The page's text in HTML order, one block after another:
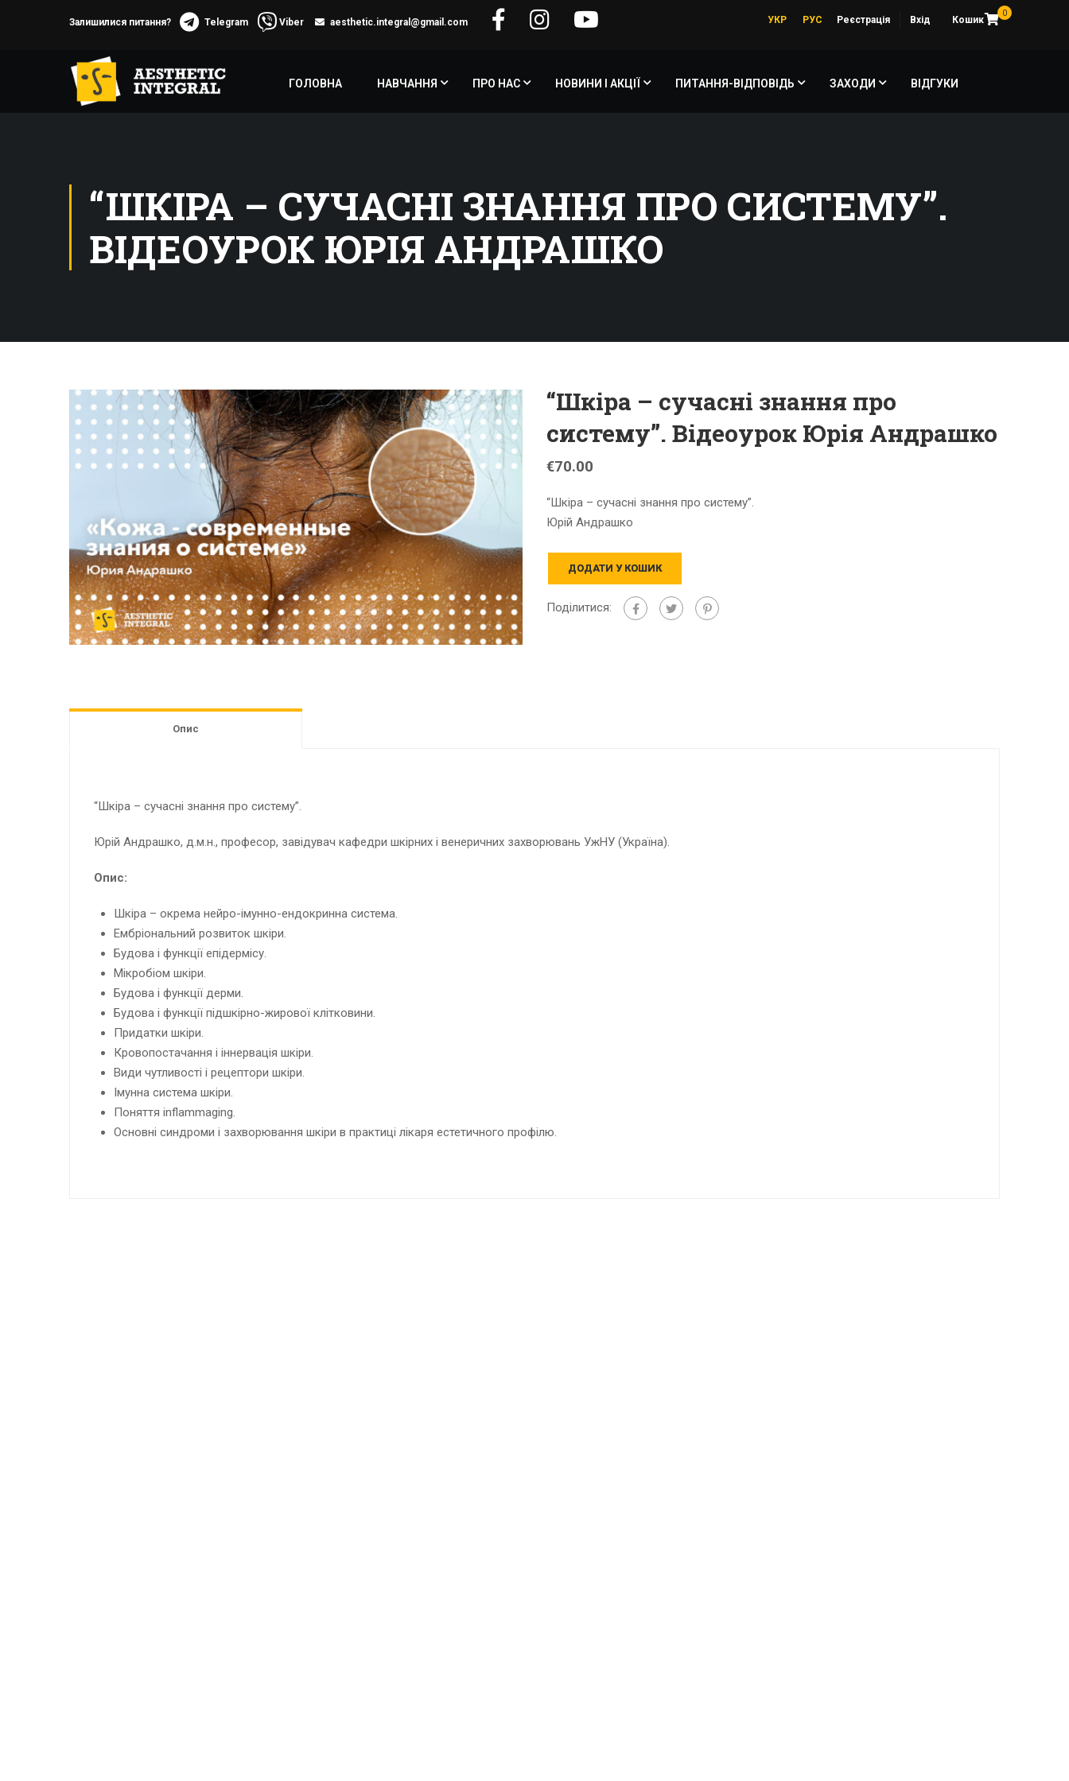
Залишилися питання? Telegram Viber aesthetic.integral@gmail.com
0
Реєстрація Вхід Кошик
УКР РУС
ГОЛОВНА НАВЧАННЯ ПРО НАС НОВИНИ І АКЦІЇ ПИТАННЯ-ВІДПОВІДЬ ЗАХОДИ ВІДГУКИ
“ШКІРА – СУЧАСНІ ЗНАННЯ ПРО СИСТЕМУ”.
ВІДЕОУРОК ЮРІЯ АНДРАШКО
“Шкіра – сучасні знання про
систему”. Відеоурок Юрія Андрашко
€70.00
“Шкіра – сучасні знання про систему”.
Юрій Андрашко
ДОДАТИ У КОШИК
Поділитися:
Опис
“Шкіра – сучасні знання про систему”.
Юрій Андрашко, д.м.н., професор, завідувач кафедри шкірних і венеричних захворювань УжНУ (Україна).
Опис:
Шкіра – окрема нейро-імунно-ендокринна система.
Ембріональний розвиток шкіри.
Будова і функції епідермісу.
Мікробіом шкіри.
Будова і функції дерми.
Будова і функції підшкірно-жирової клітковини.
Придатки шкіри.
Кровопостачання і іннервація шкіри.
Види чутливості і рецептори шкіри.
Імунна система шкіри.
Поняття inflammaging.
Основні синдроми і захворювання шкіри в практиці лікаря естетичного профілю.